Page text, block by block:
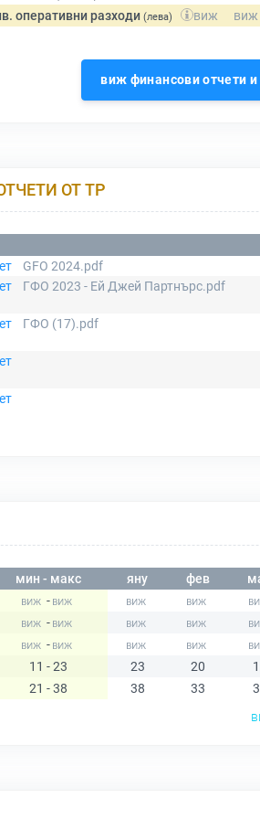
оперативни разходи (лева)
виж финансови отчети и
ОТ ТР
GFO 2024.pdf
ГФО 2023 - Ей Джей Партнърс.pdf
ГФО (17).pdf
мин - макс яну фев
-
-
-
11 - 23 23 20
21 - 38 38 33